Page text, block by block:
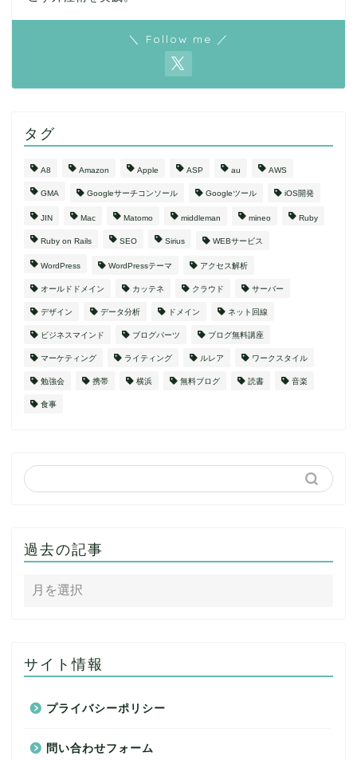
＼ Follow me ／
タグ
A8 Amazon Apple ASP au AWS
GMA Googleサーチコンソール Googleツール iOS開発
JIN Mac Matomo middleman mineo Ruby
Ruby on Rails SEO Sirius WEBサービス
WordPress WordPressテーマ アクセス解析
オールドドメイン カッテネ クラウド サーバー
デザイン データ分析 ドメイン ネット回線
ビジネスマインド ブログパーツ ブログ無料講座
マーケティング ライティング ルレア ワークスタイル
勉強会 携帯 横浜 無料ブログ 読書 音楽
食事
過去の記事
サイト情報
プライバシーポリシー
問い合わせフォーム